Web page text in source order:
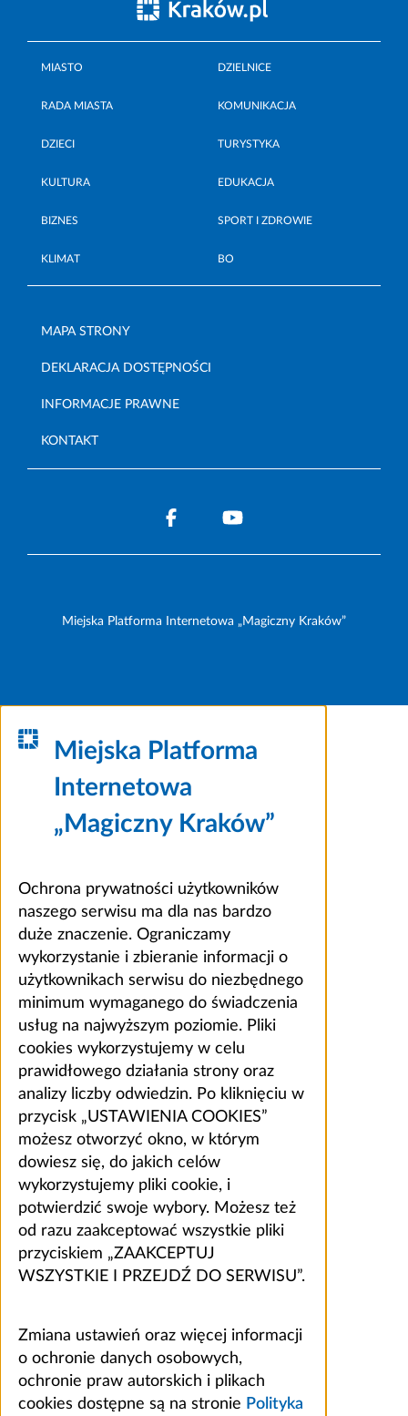
MIASTO DZIELNICE
RADA MIASTA KOMUNIKACJA
DZIECI TURYSTYKA
KULTURA EDUKACJA
BIZNES SPORT I ZDROWIE
KLIMAT BO
MAPA STRONY
DEKLARACJA DOSTĘPNOŚCI
INFORMACJE PRAWNE
KONTAKT
Miejska Platforma Internetowa „Magiczny Kraków”
Miejska Platforma
Internetowa
„Magiczny Kraków”
Ochrona prywatności użytkowników
naszego serwisu ma dla nas bardzo
duże znaczenie. Ograniczamy
wykorzystanie i zbieranie informacji o
użytkownikach serwisu do niezbędnego
minimum wymaganego do świadczenia
usług na najwyższym poziomie. Pliki
cookies wykorzystujemy w celu
prawidłowego działania strony oraz
analizy liczby odwiedzin. Po kliknięciu w
przycisk „USTAWIENIA COOKIES”
możesz otworzyć okno, w którym
dowiesz się, do jakich celów
wykorzystujemy pliki cookie, i
potwierdzić swoje wybory. Możesz też
od razu zaakceptować wszystkie pliki
przyciskiem „ZAAKCEPTUJ
WSZYSTKIE I PRZEJDŹ DO SERWISU”.
Zmiana ustawień oraz więcej informacji
o ochronie danych osobowych,
ochronie praw autorskich i plikach
cookies dostępne są na stronie Polityka